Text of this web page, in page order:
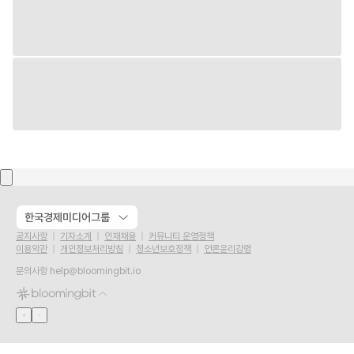
한국경제미디어그룹
공지사항 기자소개 인재채용
커뮤니티 운영정책
이용약관
개인정보처리방침 청소년보호정책
언론윤리강령
문의사항 help@bloomingbit.io